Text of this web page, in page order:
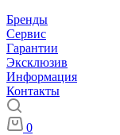
Бренды
Сервис
Гарантии
Эксклюзив
Информация
Контакты
0